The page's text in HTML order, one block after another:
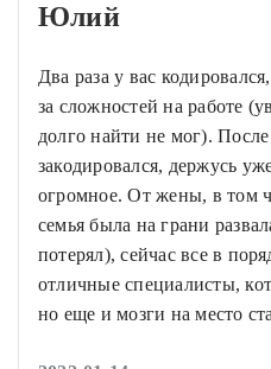
Юлий
Два раза у вас
за сложностей на работе
долго найти не мог). После
закодировался, держусь
огромное. От жены, в том
семья была на грани
потерял), сейчас все в
отличные специалисты,
но еще и мозги на место